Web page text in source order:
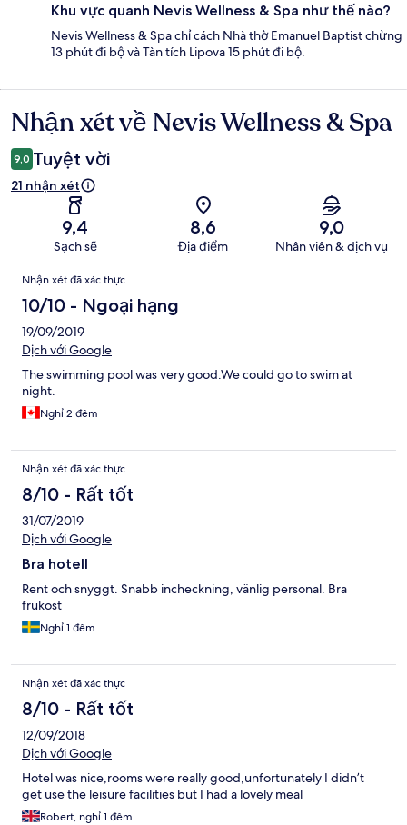
Khu vực quanh Nevis Wellness & Spa như thế nào?
Nevis Wellness & Spa chỉ cách Nhà thờ Emanuel Baptist chừng
13 phút đi bộ và Tàn tích Lipova 15 phút đi bộ.
Nhận
xét
Nhận xét về Nevis Wellness & Spa
9,0 Tuyệt vời
21 nhận xét
9,4
Sạch sẽ
8,6
Địa điểm
9,0
Nhân viên & dịch vụ
Nhận
xét
Nhận xét đã xác thực
10/10 - Ngoại hạng
19/09/2019
Dịch với Google
The swimming pool was very good.We could go to swim at
night.
Nghỉ 2 đêm
Nhận xét đã xác thực
8/10 - Rất tốt
31/07/2019
Dịch với Google
Bra hotell
Rent och snyggt. Snabb incheckning, vänlig personal. Bra
frukost
Nghỉ 1 đêm
Nhận xét đã xác thực
8/10 - Rất tốt
12/09/2018
Dịch với Google
Hotel was nice,rooms were really good,unfortunately I didn’t
get use the leisure facilities but I had a lovely meal
Robert, nghỉ 1 đêm